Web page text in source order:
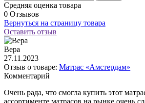
Средняя оценка товара
0 Отзывов
Вернуться на страницу товара
Оставить отзыв
Вера
27.11.2023
Отзыв о товаре: Матрас «Амстердам»
Комментарий
Очень рада, что смогла купить этот
ассортименте матрасов на рынке очень